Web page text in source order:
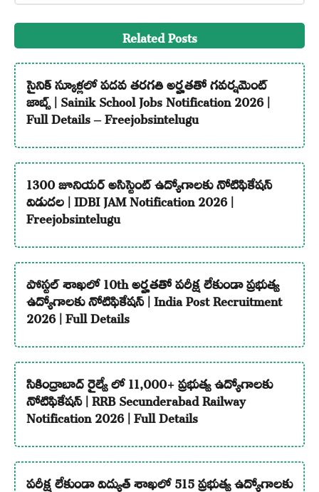
Related Posts
సైనిక్ స్కూళ్లలో పదవ తరగతి అర్హతతో గవర్నమెంట్
జాబ్స్ | Sainik School Jobs Notification 2026 |
Full Details – Freejobsintelugu
1300 జూనియర్ అసిస్టెంట్ ఉద్యోగాలకు నోటిఫికేషన్
విడుదల | IDBI JAM Notification 2026 |
Freejobsintelugu
పోస్టల్ శాఖలో 10th అర్హతతో పరీక్ష లేకుండా ప్రభుత్వ
ఉద్యోగాలకు నోటిఫికేషన్ | India Post Recruitment
2026 | Full Details
సికింద్రాబాద్ రైల్వే లో 11,000+ ప్రభుత్వ ఉద్యోగాలకు
నోటిఫికేషన్ | RRB Secunderabad Railway
Notification 2026 | Full Details
పరీక్ష లేకుండా విద్యుత్ శాఖలో 515 ప్రభుత్వ ఉద్యోగాలకు